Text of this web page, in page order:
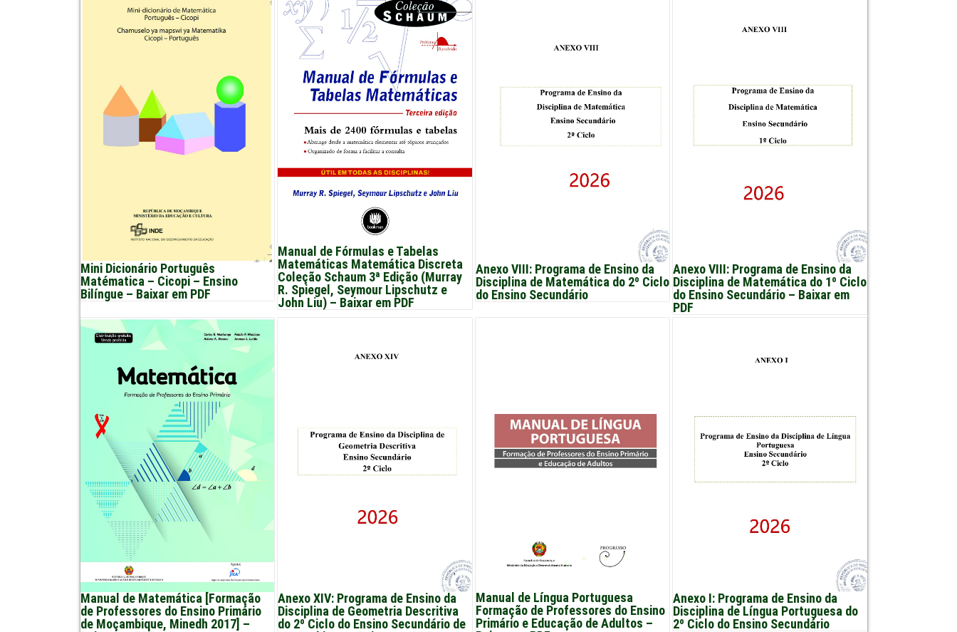
Mini Dicionário Português
Matématica – Cicopi – Ensino
Bilíngue – Baixar em PDF
Manual de Fórmulas e Tabelas
Matemáticas Matemática Discreta
Coleção Schaum 3ª Edição (Murray
R. Spiegel, Seymour Lipschutz e
John Liu) – Baixar em PDF
Anexo VIII: Programa de Ensino da
Disciplina de Matemática do 2º Ciclo
do Ensino Secundário
Anexo VIII: Programa de Ensino da
Disciplina de Matemática do 1º Ciclo
do Ensino Secundário – Baixar em
PDF
Manual de Matemática [Formação
de Professores do Ensino Primário
de Moçambique, Minedh 2017] –
Anexo XIV: Programa de Ensino da
Disciplina de Geometria Descritiva
do 2º Ciclo do Ensino Secundário de
Manual de Língua Portuguesa
Formação de Professores do Ensino
Primário e Educação de Adultos –
Anexo I: Programa de Ensino da
Disciplina de Língua Portuguesa do
2º Ciclo do Ensino Secundário